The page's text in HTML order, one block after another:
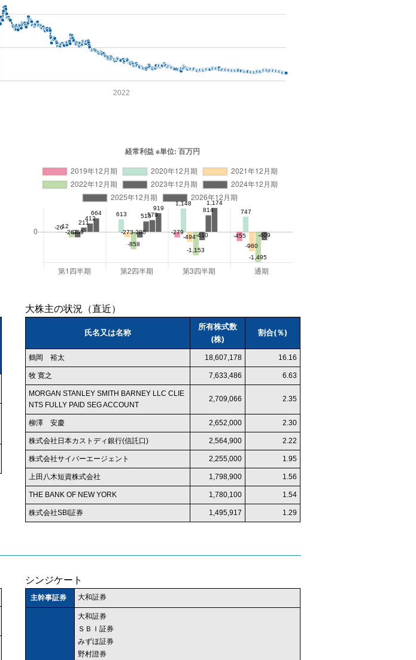
2022
大株主の状況（直近）
氏名又は名称
所有株式数
(株)
割合(％)
鶴岡 裕太 18,607,178 16.16
牧 寛之 7,633,486 6.63
MORGAN STANLEY SMITH BARNEY LLC CLIE
NTS FULLY PAID SEG ACCOUNT
2,709,066 2.35
柳澤 安慶 2,652,000 2.30
株式会社日本カストディ銀行(信託口) 2,564,900 2.22
株式会社サイバーエージェント 2,255,000 1.95
上田八木短資株式会社 1,798,900 1.56
THE BANK OF NEW YORK 1,780,100 1.54
株式会社SBI証券 1,495,917 1.29
シンジケート
主幹事証券 大和証券
大和証券
ＳＢＩ証券
みずほ証券
野村證券